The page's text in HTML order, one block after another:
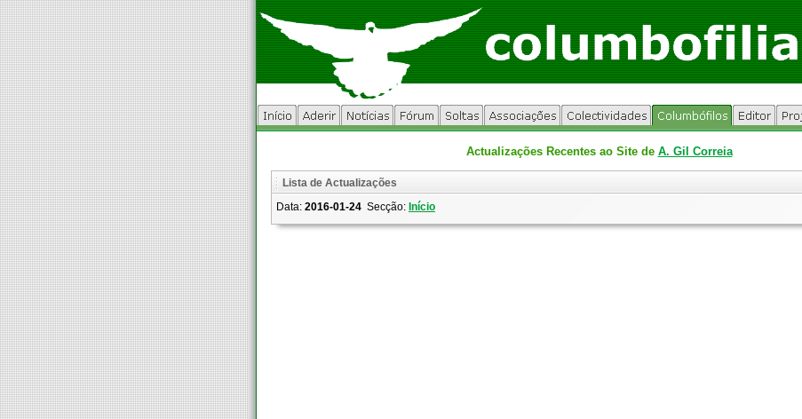
Actualizações Recentes ao Site de A. Gil Correia
Lista de Actualizações
Data: 2016-01-24 Secção: Início